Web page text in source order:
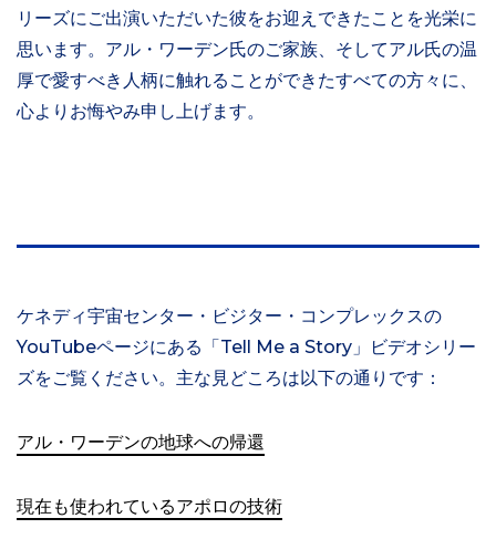
リーズにご出演いただいた彼をお迎えできたことを光栄に
思います。アル・ワーデン氏のご家族、そしてアル氏の温
厚で愛すべき人柄に触れることができたすべての方々に、
心よりお悔やみ申し上げます。
ケネディ宇宙センター・ビジター・コンプレックスの
YouTubeページにある「Tell Me a Story」ビデオシリー
ズをご覧ください。主な見どころは以下の通りです：
アル・ワーデンの地球への帰還
現在も使われているアポロの技術